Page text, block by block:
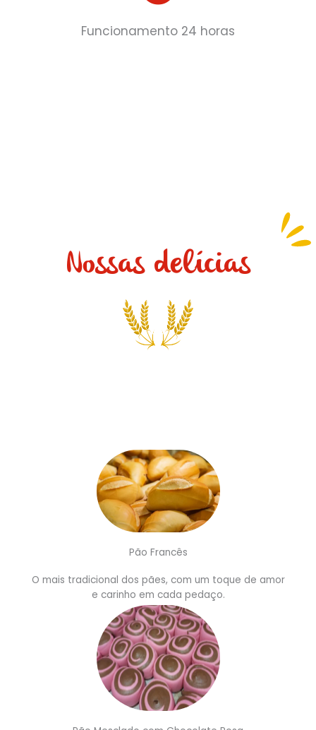
Funcionamento 24 horas
Nossas delícias
Pão Francês
O mais tradicional dos pães, com um toque de amor
e carinho em cada pedaço.